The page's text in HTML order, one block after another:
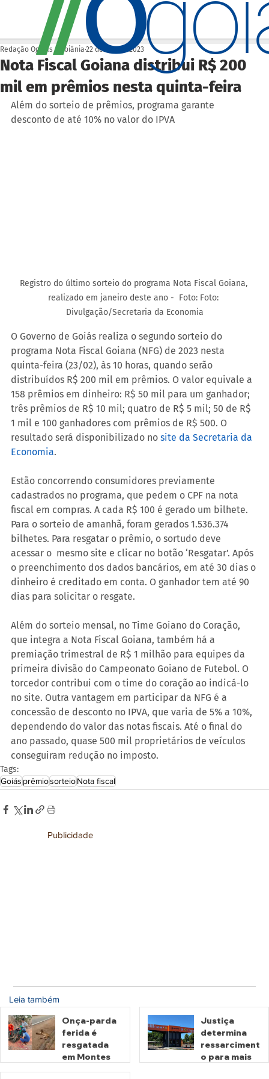
Nota Fiscal Goiana distribui R$ 200
mil em prêmios nesta quinta-feira
Redação Ogoiás | Goiânia 22 de fev. de 2023
Além do sorteio de prêmios, programa garante
desconto de até 10% no valor do IPVA
Registro do último sorteio do programa Nota Fiscal Goiana,
realizado em janeiro deste ano -  Foto: Foto:
Divulgação/Secretaria da Economia
O Governo de Goiás realiza o segundo sorteio do
programa Nota Fiscal Goiana (NFG) de 2023 nesta
quinta-feira (23/02), às 10 horas, quando serão
distribuídos R$ 200 mil em prêmios. O valor equivale a
158 prêmios em dinheiro: R$ 50 mil para um ganhador;
três prêmios de R$ 10 mil; quatro de R$ 5 mil; 50 de R$
1 mil e 100 ganhadores com prêmios de R$ 500. O
resultado será disponibilizado no site da Secretaria da
Economia.
Estão concorrendo consumidores previamente
cadastrados no programa, que pedem o CPF na nota
fiscal em compras. A cada R$ 100 é gerado um bilhete.
Para o sorteio de amanhã, foram gerados 1.536.374
bilhetes. Para resgatar o prêmio, o sortudo deve
acessar o  mesmo site e clicar no botão ‘Resgatar’. Após
o preenchimento dos dados bancários, em até 30 dias o
dinheiro é creditado em conta. O ganhador tem até 90
dias para solicitar o resgate.
Além do sorteio mensal, no Time Goiano do Coração,
que integra a Nota Fiscal Goiana, também há a
premiação trimestral de R$ 1 milhão para equipes da
primeira divisão do Campeonato Goiano de Futebol. O
torcedor contribui com o time do coração ao indicá-lo
no site. Outra vantagem em participar da NFG é a
concessão de desconto no IPVA, que varia de 5% a 10%,
dependendo do valor das notas fiscais. Até o final do
ano passado, quase 500 mil proprietários de veículos
conseguiram redução no imposto.
Tags:
Goiás prêmiosorteioNota fiscal
Publicidade
Leia também
Onça-parda
ferida é
resgatada
em Montes
Justiça
determina
ressarciment
o para mais